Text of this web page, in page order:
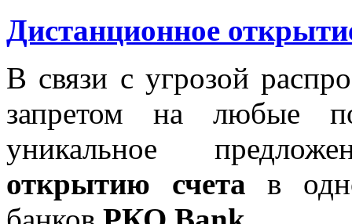
Дистанционное
В связи с угрозой
запретом на любые
уникальное
открытию счета в